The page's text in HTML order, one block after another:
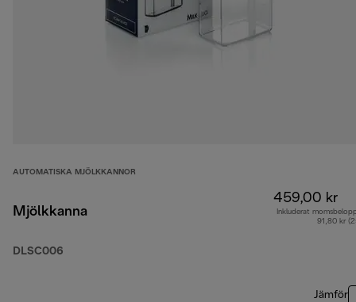
AUTOMATISKA MJÖLKKANNOR
Mjölkkanna
DLSC006
459,00 kr
Inkluderat
91,80 kr
Jämför